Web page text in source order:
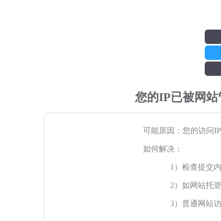
您的IP已被网
可能原因：您的访问
如何解决：
1）检查提交
2）如网站托
3）普通网站